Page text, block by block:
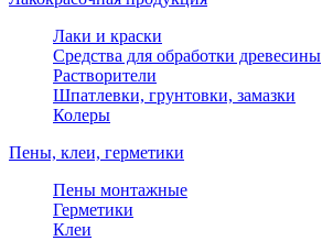
Лаки и краски
Средства для обработки древесины
Растворители
Шпатлевки, грунтовки, замазки
Колеры
Пены, клеи, герметики
Пены монтажные
Герметики
Клеи